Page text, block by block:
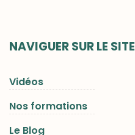
NAVIGUER SUR LE SITE
Vidéos
Nos formations
Le Blog